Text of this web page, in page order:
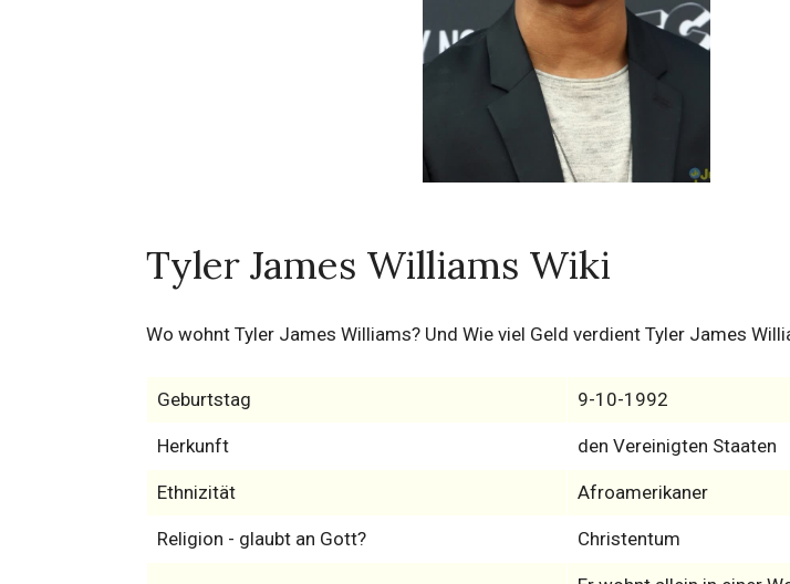
Tyler James Williams Wiki
Wo wohnt Tyler James Williams? Und Wie viel Geld verdient Tyler James
Geburtstag 9-10-1992
Herkunft den Vereinigten Staaten
Ethnizität Afroamerikaner
Religion - glaubt an Gott? Christentum